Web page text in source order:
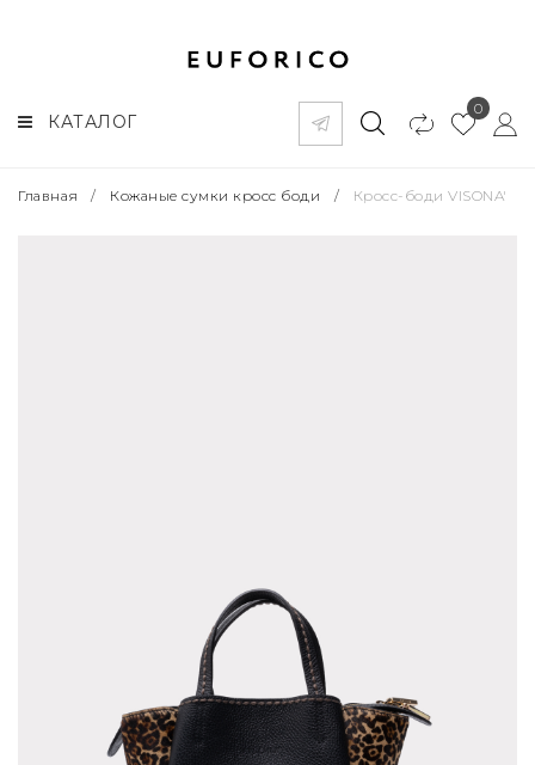
КАТАЛОГ
0
Главная / Кожаные сумки кросс боди / Кросс-боди VISONA'